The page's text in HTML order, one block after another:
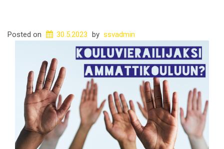
Posted on 30.5.2023 by ssvadmin